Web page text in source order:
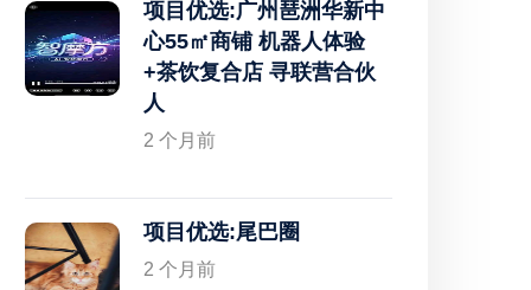
项目优选:广州琶洲华新中
心55㎡商铺 机器人体验
+茶饮复合店 寻联营合伙
人
2 个月前
项目优选:尾巴圈
2 个月前